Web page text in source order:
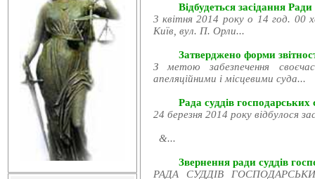
Відбудеться засідання
3 квітня 2014 року о 14 год. 00
Київ, вул. П. Орли...
Затверджено форми
З метою забезпечення
апеляційними і місцевими суда...
Рада суддів господарських
24 березня 2014 року відбулося
&...
Звернення ради суддів
РАДА СУДДІВ